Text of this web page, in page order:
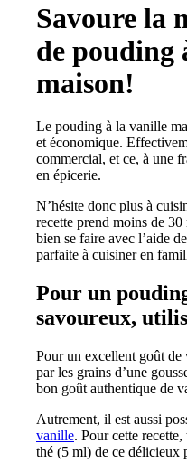
Savoure la
de pouding
maison!
Le pouding à la vanille
et économique.
commercial, et ce, à une
en épicerie.
N’hésite donc plus à
recette prend moins de
bien se faire avec l’aide
parfaite à cuisiner en
Pour un
savoureux,
Pour un excellent goût
par les grains d’une
bon goût authentique de
Autrement, il est aussi
vanille. Pour cette
thé (5 ml) de ce délicieux